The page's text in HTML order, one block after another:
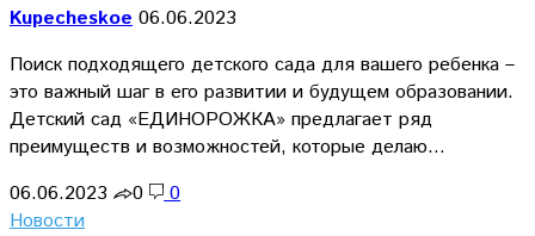
Kupecheskoe 06.06.2023
Поиск подходящего детского сада для вашего ребенка –
это важный шаг в его развитии и будущем образовании.
Детский сад «ЕДИНОРОЖКА» предлагает ряд
преимуществ и возможностей, которые делаю…
06.06.2023
0
0
Новости